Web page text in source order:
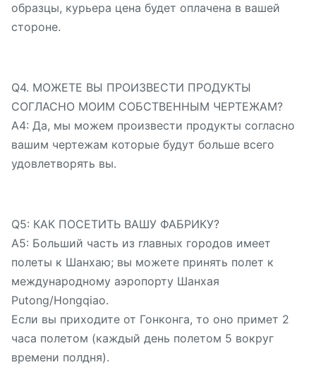
образцы, курьера цена будет оплачена в вашей
стороне.
Q4. МОЖЕТЕ ВЫ ПРОИЗВЕСТИ ПРОДУКТЫ
СОГЛАСНО МОИМ СОБСТВЕННЫМ ЧЕРТЕЖАМ?
A4: Да, мы можем произвести продукты согласно
вашим чертежам которые будут больше всего
удовлетворять вы.
Q5: КАК ПОСЕТИТЬ ВАШУ ФАБРИКУ?
A5: Больший часть из главных городов имеет
полеты к Шанхаю; вы можете принять полет к
международному аэропорту Шанхая
Putong/Hongqiao.
Если вы приходите от Гонконга, то оно примет 2
часа полетом (каждый день полетом 5 вокруг
времени полдня).